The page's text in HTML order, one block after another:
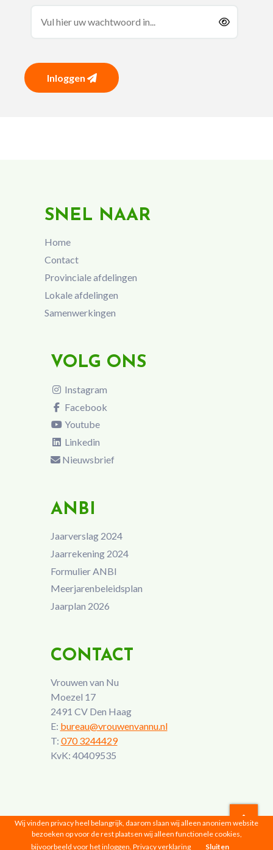
Inloggen
SNEL NAAR
Home
Contact
Provinciale afdelingen
Lokale afdelingen
Samenwerkingen
VOLG ONS
Instagram
Facebook
Youtube
Linkedin
Nieuwsbrief
ANBI
Jaarverslag 2024
Jaarrekening 2024
Formulier ANBI
Meerjarenbeleidsplan
Jaarplan 2026
CONTACT
Vrouwen van Nu
Moezel 17
2491 CV Den Haag
E: bureau@vrouwenvannu.nl
T: 070 3244429
KvK: 40409535
Vrouwen van Nu © 2026 |Privacyverklaring
Wij vinden privacy heel belangrijk, daarom slaan wij alleen anoniem website
bezoeken op voor de rest plaatsen wij alleen functionele cookies,
bijvoorbeeld voor het inloggen. Privacy verklaring Sluiten